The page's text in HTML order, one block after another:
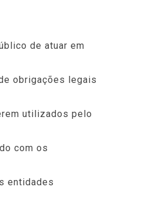
de atuar em
obrigações legais
utilizados pelo
com os
entidades